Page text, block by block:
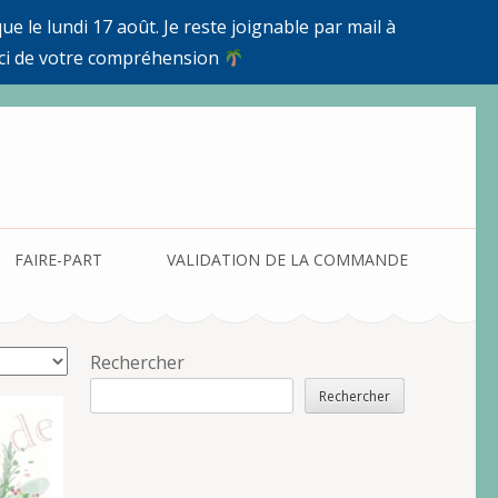
le lundi 17 août. Je reste joignable par mail à
de votre compréhension
FAIRE-PART VALIDATION DE LA COMMANDE
Rechercher
Rechercher